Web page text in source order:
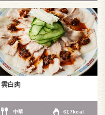
雲白肉
中華 617kcal